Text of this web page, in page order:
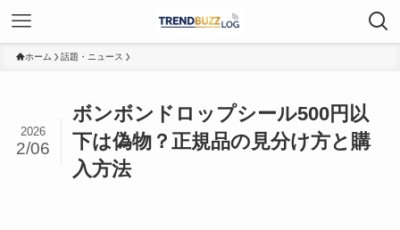
ホーム 話題・ニュース
ボンボンドロップシール500円以
下は偽物？正規品の見分け方と購
入方法
2026
2/06